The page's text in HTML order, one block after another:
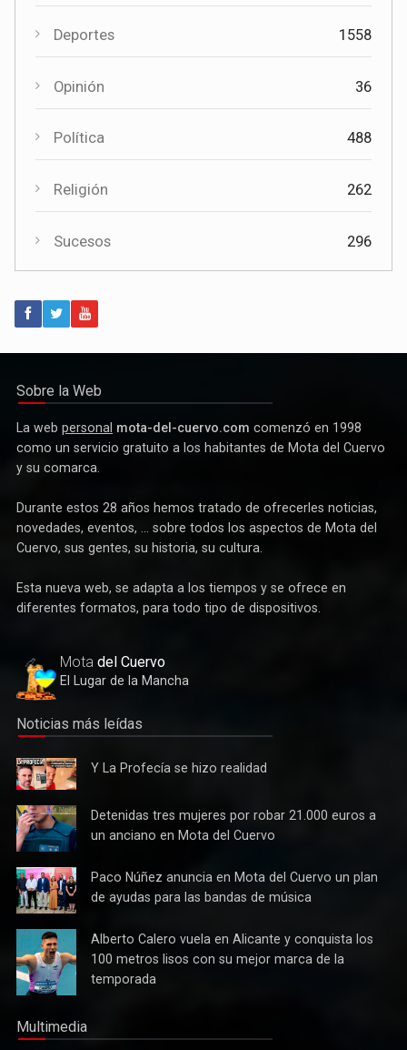
Cultura
El Certamen "Villa Cervantina" vuelve a situar a Mota del
Política
Deportes
Cultura
el XII Certamen Regional "Villa Cervantina"
Deportes 1558
Opinión 36
Política 488
Religión 262
Sucesos 296
Sobre la Web
La web personal mota-del-cuervo.com comenzó en 1998
como un servicio gratuito a los habitantes de Mota del Cuervo
y su comarca.
Durante estos 28 años hemos tratado de ofrecerles noticias,
novedades, eventos, ... sobre todos los aspectos de Mota del
Cuervo, sus gentes, su historia, su cultura.
Esta nueva web, se adapta a los tiempos y se ofrece en
diferentes formatos, para todo tipo de dispositivos.
Mota del Cuervo
El Lugar de la Mancha
Noticias más leídas
Y La
Profecía
se hizo
realidad
Y La Profecía se hizo realidad
Detenidas
tres
mujeres
por robar
21.000
euros a
un
anciano
en Mota
del
Cuervo
Detenidas tres mujeres por robar 21.000 euros a
un anciano en Mota del Cuervo
Paco
Núñez
anuncia
en Mota
del
Cuervo un
plan de
para las
bandas
Paco Núñez anuncia en Mota del Cuervo un plan
de ayudas para las bandas de música
Alberto
Calero
vuela en
Alicante y
los 100
Alberto Calero vuela en Alicante y conquista los
100 metros lisos con su mejor marca de la
temporada
Multimedia